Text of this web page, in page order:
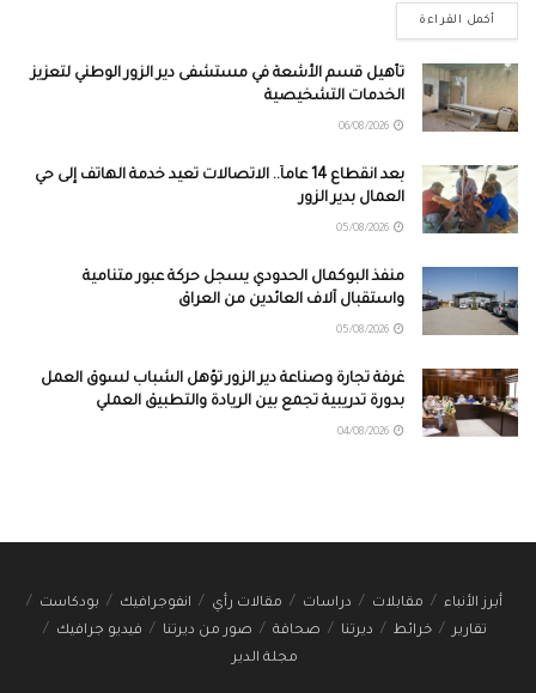
أكمل القراءة
تأهيل قسم الأشعة في مستشفى دير الزور الوطني لتعزيز
الخدمات التشخيصية
بعد انقطاع 14 عاماً.. الاتصالات تعيد خدمة الهاتف إلى حي
العمال بدير الزور
منفذ البوكمال الحدودي يسجل حركة عبور متنامية
واستقبال آلاف العائدين من العراق
غرفة تجارة وصناعة دير الزور تؤهل الشباب لسوق العمل
بدورة تدريبية تجمع بين الريادة والتطبيق العملي
أبرز الأنباء مقابلات دراسات مقالات رأي انفوجرافيك
بودكاست
تقارير
خرائط ديرتنا صحافة صور من ديرتنا
فيديو جرافيك
مجلة الدير